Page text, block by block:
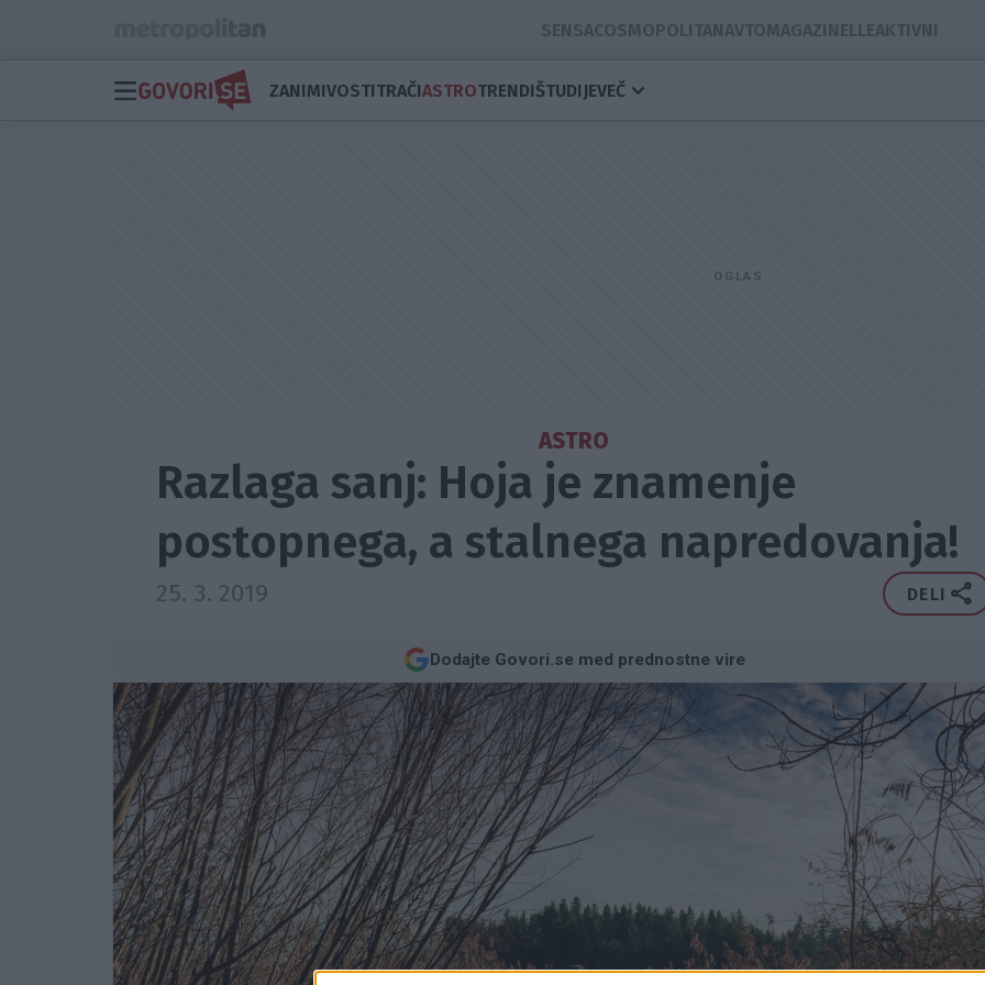
SENSACOSMOPOLITANAVTOMAGAZINELLEAKTIVNI
ZANIMIVOSTITRAČIASTROTRENDIŠTUDIJEVEČ
ASTRO
Razlaga sanj: Hoja je znamenje
postopnega, a stalnega napredovanja!
25. 3. 2019 DELI
Dodajte Govori.se med prednostne vire